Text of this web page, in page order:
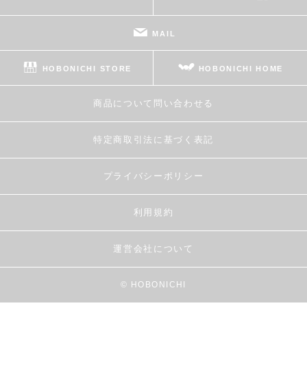
MAIL
HOBONICHI STORE HOBONICHI HOME
商品について問い合わせる
特定商取引法に基づく表記
プライバシーポリシー
利用規約
運営会社について
© HOBONICHI